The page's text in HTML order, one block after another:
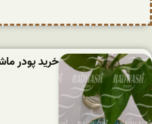
خرید پودر